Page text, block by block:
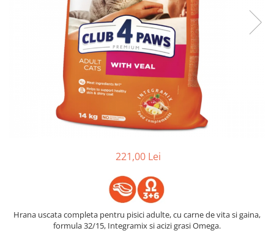
221,00 Lei
Hrana uscata completa pentru pisici adulte, cu carne de vita si gaina,
formula 32/15, Integramix si acizi grasi Omega.